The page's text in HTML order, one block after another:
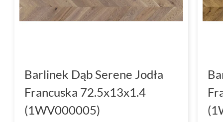
Barlinek Dąb Serene Jodła
Francuska 72.5x13x1.4
(1WV000005)